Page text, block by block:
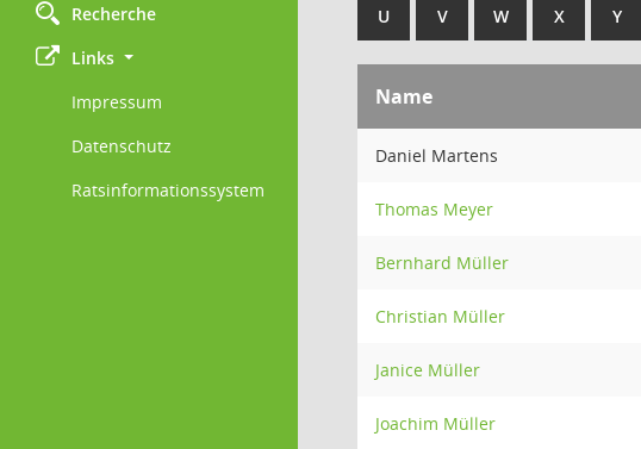
Recherche
Links
Impressum
Datenschutz
Ratsinformationssystem
U V W X Y
Name
Daniel Martens
Thomas Meyer
Bernhard Müller
Christian Müller
Janice Müller
Joachim Müller